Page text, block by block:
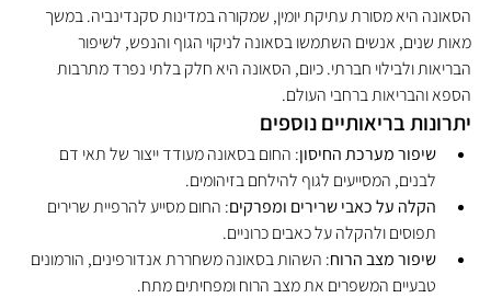
הסאונה היא מסורת עתיקת יומין, שמקורה במדינות סקנדינביה. במשך
מאות שנים, אנשים השתמשו בסאונה לניקוי הגוף והנפש, לשיפור
הבריאות ולבילוי חברתי. כיום, הסאונה היא חלק בלתי נפרד מתרבות
הספא והבריאות ברחבי העולם.
יתרונות בריאותיים נוספים
שיפור מערכת החיסון: החום בסאונה מעודד ייצור של תאי דם
לבנים, המסייעים לגוף להילחם בזיהומים.
הקלה על כאבי שרירים ומפרקים: החום מסייע להרפיית שרירים
תפוסים ולהקלה על כאבים כרוניים.
שיפור מצב הרוח: השהות בסאונה משחררת אנדורפינים, הורמונים
טבעיים המשפרים את מצב הרוח ומפחיתים מתח.